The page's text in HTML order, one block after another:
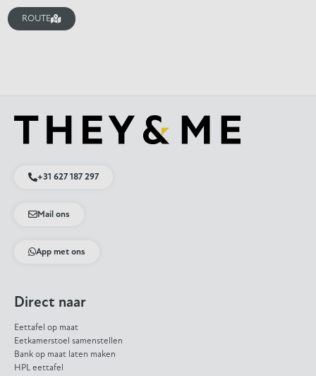
ROUTE
+31 627 187 297
Mail ons
App met ons
Direct naar
Eettafel op maat
Eetkamerstoel samenstellen
Bank op maat laten maken
HPL eettafel